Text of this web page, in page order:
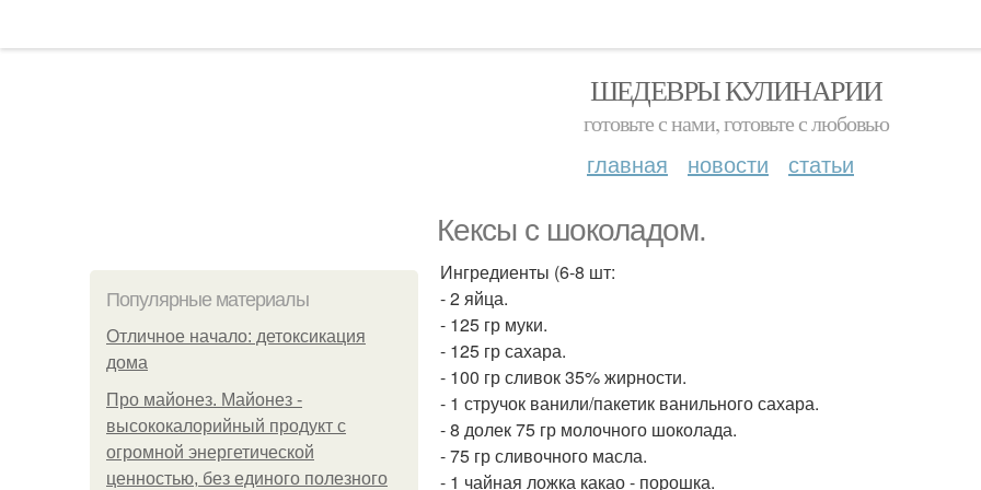
ШЕДЕВРЫ КУЛИНАРИИ
готовьте с нами, готовьте с любовью
главная новости статьи
Кексы с шоколадом.
Популярные материалы
Отличное начало: детоксикация
дома
Про майонез. Майонез -
высококалорийный продукт с
огромной энергетической
ценностью, без единого полезного
Ингредиенты (6-8 шт:
- 2 яйца.
- 125 гр муки.
- 125 гр сахара.
- 100 гр сливок 35% жирности.
- 1 стручок ванили/пакетик ванильного сахара.
- 8 долек 75 гр молочного шоколада.
- 75 гр сливочного масла.
- 1 чайная ложка какао - порошка.